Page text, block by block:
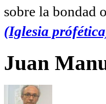
sobre la bondad
(Iglesia
Juan